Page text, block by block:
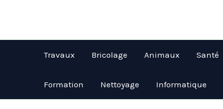
Travaux Bricolage Animaux Santé
Formation Nettoyage Informatique